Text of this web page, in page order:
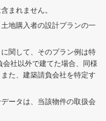
まれません。
地購入者の設計プランの一
関して、そのプラン例は特
社以外で建てた場合、同様
た、建築請負会社を特定す
ータは、当該物件の取扱会